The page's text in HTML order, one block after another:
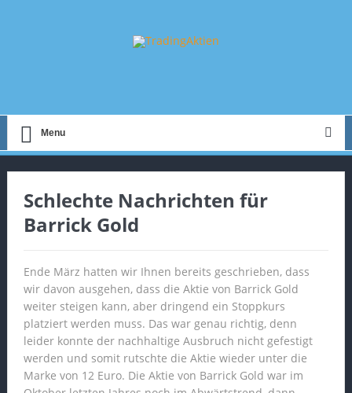
Menu
Schlechte Nachrichten für
Barrick Gold
Ende März hatten wir Ihnen bereits geschrieben, dass
wir davon ausgehen, dass die Aktie von Barrick Gold
weiter steigen kann, aber dringend ein Stoppkurs
platziert werden muss. Das war genau richtig, denn
leider konnte der nachhaltige Ausbruch nicht gefestigt
werden und somit rutschte die Aktie wieder unter die
Marke von 12 Euro. Die Aktie von Barrick Gold war im